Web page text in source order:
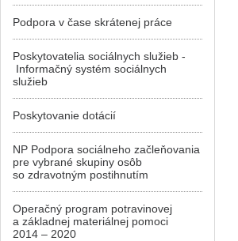
Podpora v čase skrátenej práce
Poskytovatelia sociálnych služieb -
Informačný systém sociálnych
služieb
Poskytovanie dotácií
NP Podpora sociálneho začleňovania
pre vybrané skupiny osôb
so zdravotným postihnutím
Operačný program potravinovej
a základnej materiálnej pomoci
2014 – 2020